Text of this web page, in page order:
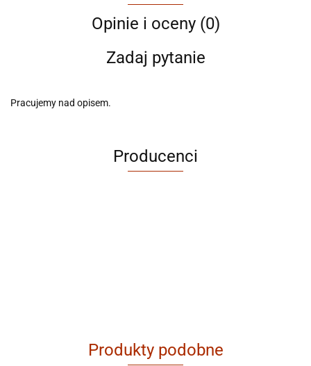
Opinie i oceny (0)
Zadaj pytanie
Pracujemy nad opisem.
Producenci
AGAM
Produkty podobne